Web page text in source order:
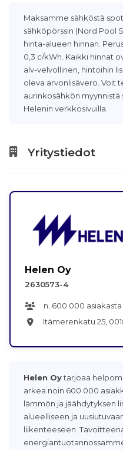
Maksamme sähköstä
sähköpörssin (Nord Pool
hinta-alueen hinnan.
0,3 c/kWh. Kaikki hinnat
alv-velvollinen, hintoihin
oleva arvonlisävero. Voit
aurinkosähkön
Helenin verkkosivuilla.
Yritystiedot
Helen Oy
2630573-4
n. 600 000 asiakasta
Itämerenkatu 25,
Helen Oytarjoaa
arkea noin 600 000
lämmön ja jäähdytyksen
alueelliseen ja
liikenteeseen.